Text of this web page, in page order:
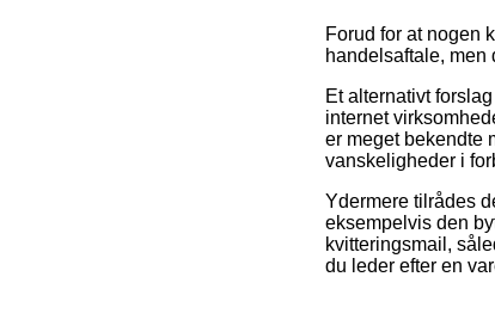
Forud for at nogen
handelsaftale, men
Et alternativt
internet
er meget bekendte
vanskeligheder i
Ydermere tilrådes
eksempelvis den
kvitteringsmail,
du leder efter en